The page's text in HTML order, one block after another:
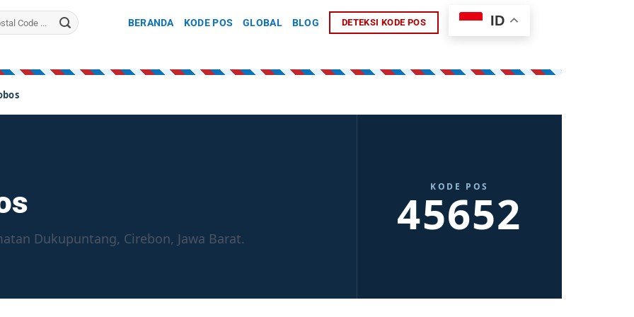
BERANDA KODE POS GLOBAL BLOG DETEKSI KODE POS ID
Dukupuntang, Cirebon, Jawa Barat.
KODE POS
45652